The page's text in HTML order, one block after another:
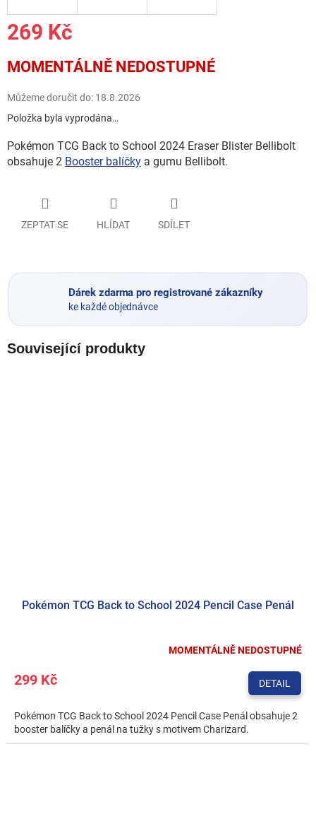
269 Kč
cena:
MOMENTÁLNĚ NEDOSTUPNÉ
Můžeme doručit do: 18.8.2026
Položka byla vyprodána…
Pokémon TCG Back to School 2024 Eraser Blister Bellibolt
obsahuje 2 Booster balíčky a gumu Bellibolt.
ZEPTAT SE HLÍDAT SDÍLET
Dárek zdarma pro registrované zákazníky
ke každé objednávce
Související produkty
Pokémon TCG Back to School 2024 Pencil Case Penál
MOMENTÁLNĚ NEDOSTUPNÉ
299 Kč DETAIL
Pokémon TCG Back to School 2024 Pencil Case Penál obsahuje 2
booster balíčky a penál na tužky s motivem Charizard.